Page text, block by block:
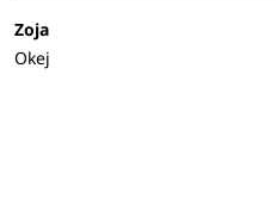
Zoja
Okej